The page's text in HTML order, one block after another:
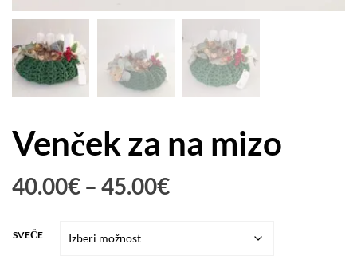
Venček za na mizo
40.00€ – 45.00€Cenovni
SVEČE